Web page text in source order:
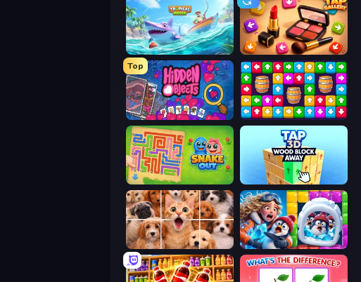
Tropical Merge Tap Gallery
Top
Hidden Objects Tap Away Story
Snake Out: Maze Escape
Jigpic Solitaire Captain Blast